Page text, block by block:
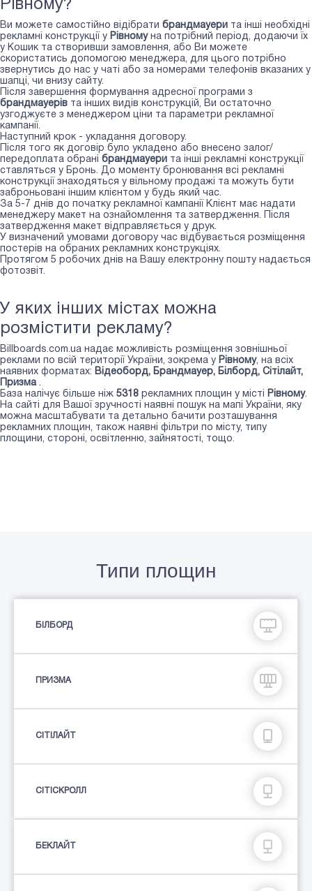
Рівному?
Ви можете самостійно відібрати брандмауери та інші необхідні
рекламні конструкції у Рівномуна потрібний період, додаючи їх
у Кошик та створивши замовлення, або Ви можете
скористатись допомогою менеджера, для цього потрібно
звернутись до нас у чаті або за номерами телефонів вказаних у
шапці, чи внизу сайту.
Після завершення формування адресної програми з
брандмауерів та інших видів конструкцій, Ви остаточно
узгоджуєте з менеджером ціни та параметри рекламної
кампанії.
Наступний крок - укладання договору.
Після того як договір було укладено або внесено залог/
передоплата обрані брандмауери та інші рекламні конструкції
ставляться у Бронь. До моменту бронювання всі рекламні
конструкції знаходяться у вільному продажі та можуть бути
заброньовані іншим клієнтом у будь який час.
За 5-7 днів до початку рекламної кампанії Клієнт має надати
менеджеру макет на ознайомлення та затвердження. Після
затвердження макет відправляється у друк.
У визначений умовами договору час відбувається розміщення
постерів на обраних рекламних конструкціях.
Протягом 5 робочих днів на Вашу електронну пошту надається
фотозвіт.
У яких інших містах можна
розмістити рекламу?
Billboards.com.ua надає можливість розміщення зовнішньої
реклами по всій території України, зокрема у Рівному, на всіх
наявних форматах: Відеоборд, Брандмауер, Білборд, Сiтiлайт,
Призма.
База налічує більше ніж 5318 рекламних площин у місті Рівному.
На сайті для Вашої зручності наявні пошук на мапі України, яку
можна масштабувати та детально бачити розташування
рекламних площин, також наявні фільтри по місту, типу
площини, стороні, освітленню, зайнятості, тощо.
Типи площин
БІЛБОРД
ПРИЗМА
СIТIЛАЙТ
СІТІСКРОЛЛ
БЕКЛАЙТ